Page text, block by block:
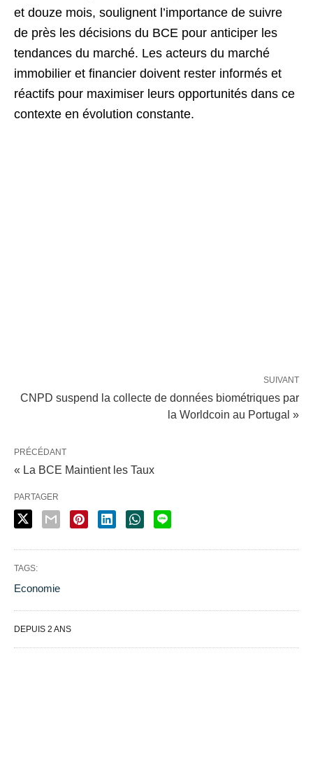
et douze mois, soulignent l’importance de suivre
de près les décisions du BCE pour anticiper les
tendances du marché. Les acteurs du marché
immobilier et financier doivent rester informés et
réactifs pour maximiser leurs opportunités dans ce
contexte en évolution constante.
SUIVANT
CNPD suspend la collecte de données biométriques par
la Worldcoin au Portugal »
PRÉCÉDANT
« La BCE Maintient les Taux
PARTAGER
TAGS:
Economie
DEPUIS 2 ANS